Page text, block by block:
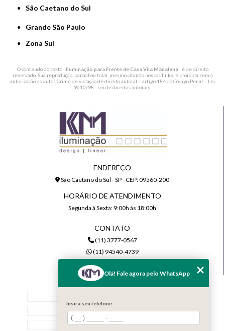
São Caetano do Sul
Grande São Paulo
Zona Sul
O conteúdo do texto "Iluminação para Frente de Casa Vila Madalena" é de direito
reservado. Sua reprodução, parcial ou total, mesmo citando nossos links, é proibida sem a
autorização do autor. Crime de violação de direito autoral – artigo 184 do Código Penal – Lei
9610/98 - Lei de direitos autorais
ENDEREÇO
São Caetano do Sul - SP - CEP: 09560-200
HORÁRIO DE ATENDIMENTO
Segunda à Sexta: 9:00h às 18:00h
CONTATO
(11) 3777-0567
(11) 94540-4739
comercial@kmiluminacao.com.br
Quem Somos
Serviços
Olá! Fale agora pelo WhatsApp
Insira seu telefone